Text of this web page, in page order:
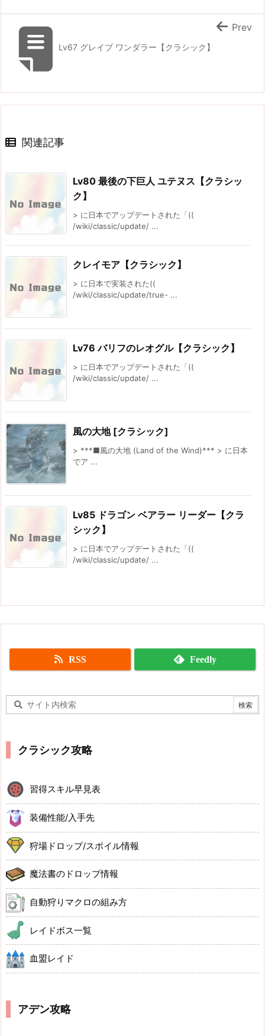
Lv67 グレイブ ワンダラー【クラシック】
Prev
関連記事
Lv80 最後の下巨人 ユテヌス【クラシッ
ク】
> に日本でアップデートされた「((
/wiki/classic/update/ ...
クレイモア【クラシック】
> に日本で実装された((
/wiki/classic/update/true- ...
Lv76 バリフのレオグル【クラシック】
> に日本でアップデートされた「((
/wiki/classic/update/ ...
風の大地 [クラシック]
> ***■風の大地 (Land of the Wind)*** > に日本
でア ...
Lv85 ドラゴン ベアラー リーダー【クラ
シック】
> に日本でアップデートされた「((
/wiki/classic/update/ ...
RSS Feedly
クラシック攻略
習得スキル早見表
装備性能/入手先
狩場ドロップ/スポイル情報
魔法書のドロップ情報
自動狩りマクロの組み方
レイドボス一覧
血盟レイド
アデン攻略